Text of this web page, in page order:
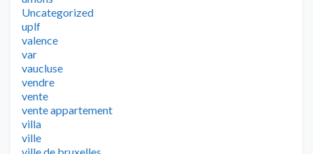
Uncategorized
uplf
valence
var
vaucluse
vendre
vente
vente appartement
villa
ville